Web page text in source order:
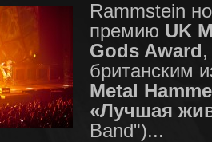
Rammstein
премию UK
Gods Award
британским
Metal
«Лучшая
Band")...